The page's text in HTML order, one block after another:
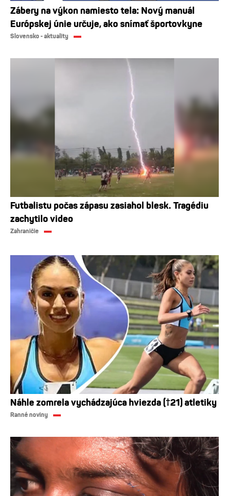
Zábery na výkon namiesto tela: Nový manuál
Európskej únie určuje, ako snímať športovkyne
Slovensko - aktuality
Futbalistu počas zápasu zasiahol blesk. Tragédiu
zachytilo video
Zahraničie
Náhle zomrela vychádzajúca hviezda (†21) atletiky
Ranné noviny